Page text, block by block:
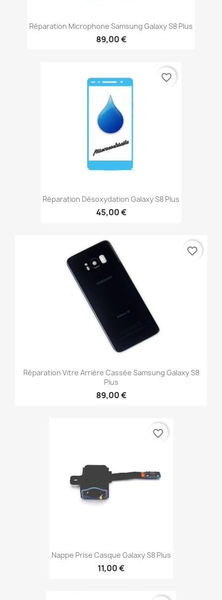
Réparation Microphone Samsung Galaxy S8 Plus
89,00 €
Réparation Désoxydation Galaxy S8 Plus
45,00 €
favorite_border
Réparation Vitre Arrière Cassée Samsung Galaxy S8
Plus
89,00 €
favorite_border
Nappe Prise Casque Galaxy S8 Plus
11,00 €
favorite_border